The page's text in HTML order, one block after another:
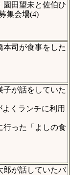
園田望未と佐伯ひ
集会場(4)
本司が食事をした
子が話をしていた
くランチに利用
行った「よしの食
郎が話していたバ